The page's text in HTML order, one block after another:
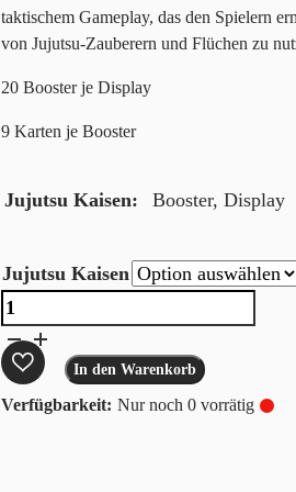
taktischem Gameplay, das den Spielern
von Jujutsu-Zauberern und Flüchen zu
20 Booster je Display
9 Karten je Booster
Jujutsu Kaisen Booster, Display
Jujutsu Kaisen
Union
Arena
Jujutsu
Kaisen
Display
In den Warenkorb
Nur noch 0 vorrätig